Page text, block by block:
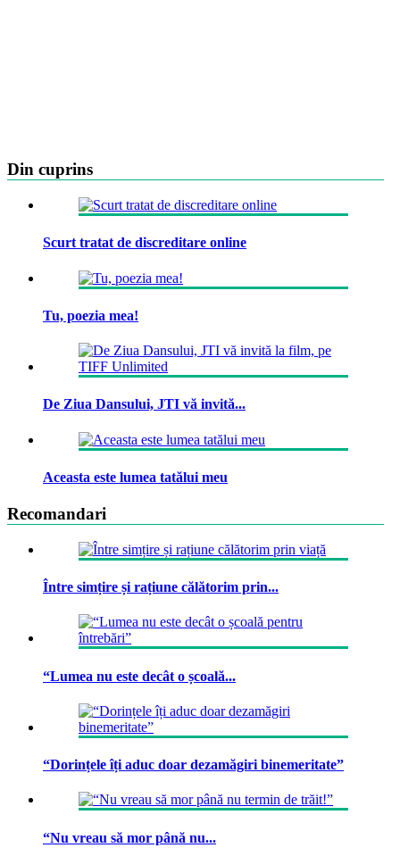
Din cuprins
Scurt tratat de discreditare online
Tu, poezia mea!
De Ziua Dansului, JTI vă invită...
Aceasta este lumea tatălui meu
Recomandari
Între simțire și rațiune călătorim prin...
“Lumea nu este decât o școală...
“Dorințele îți aduc doar dezamăgiri binemeritate”
“Nu vreau să mor până nu...